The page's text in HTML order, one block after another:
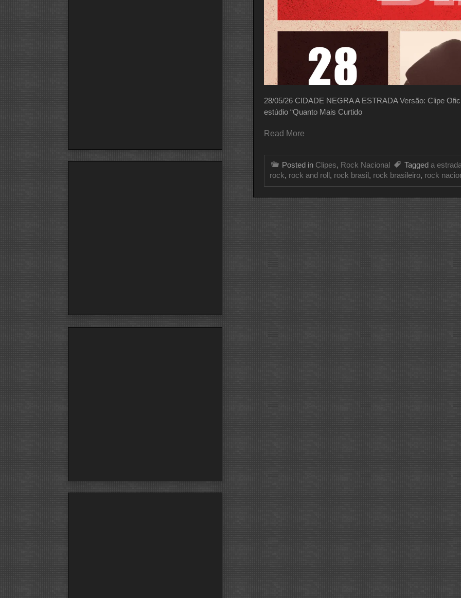
28/05/26 CIDADE NEGRA A ESTRADA Versão: Clipe
estúdio “Quanto Mais Curtido
Read More
Posted in Clipes, Rock Nacional Tagged a
rock, rock and roll, rock brasil, rock brasileiro, rock